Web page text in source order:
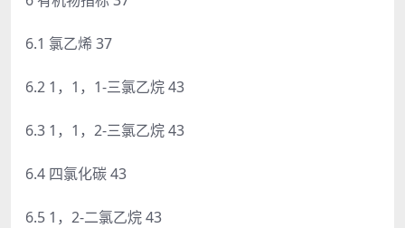
6.1 氯乙烯 37
6.2 1，1，1-三氯乙烷 43
6.3 1，1，2-三氯乙烷 43
6.4 四氯化碳 43
6.5 1，2-二氯乙烷 43